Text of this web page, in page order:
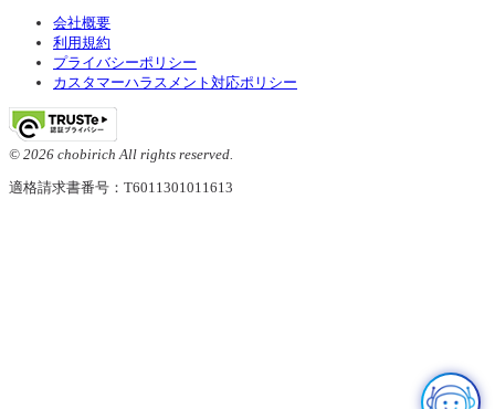
会社概要
利用規約
プライバシーポリシー
カスタマーハラスメント対応ポリシー
© 2026 chobirich All rights reserved.
適格請求書番号：T6011301011613